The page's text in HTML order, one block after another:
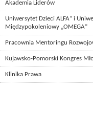
Akademia Liderów
Uniwersytet Dzieci ALFA” i
Międzypokoleniowy „OMEGA”
Pracownia Mentoringu
Kujawsko-Pomorski Kongres
Klinika Prawa